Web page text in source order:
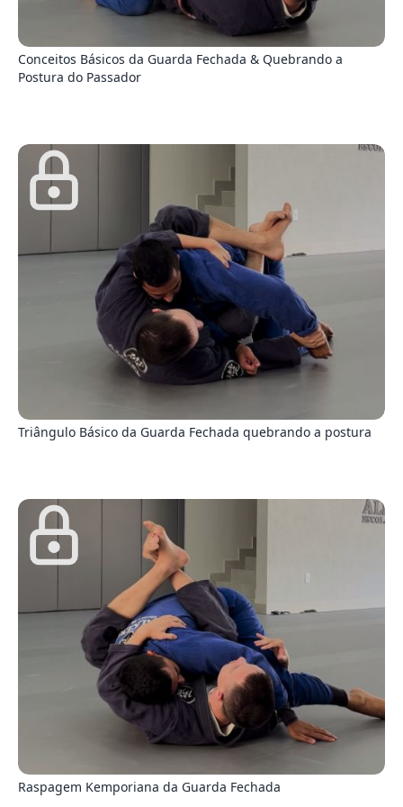
Conceitos Básicos da Guarda Fechada & Quebrando a
Postura do Passador
Triângulo Básico da Guarda Fechada quebrando a postura
Raspagem Kemporiana da Guarda Fechada